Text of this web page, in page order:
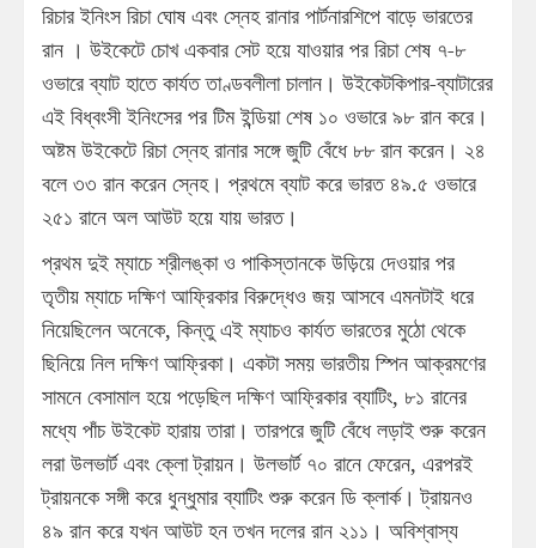
রিচার ইনিংস রিচা ঘোষ এবং স্নেহ রানার পার্টনারশিপে বাড়ে ভারতের
রান । উইকেটে চোখ একবার সেট হয়ে যাওয়ার পর রিচা শেষ ৭-৮
ওভারে ব্যাট হাতে কার্যত তাণ্ডবলীলা চালান। উইকেটকিপার-ব্যাটারের
এই বিধ্বংসী ইনিংসের পর টিম ইন্ডিয়া শেষ ১০ ওভারে ৯৮ রান করে।
অষ্টম উইকেটে রিচা স্নেহ রানার সঙ্গে জুটি বেঁধে ৮৮ রান করেন। ২৪
বলে ৩৩ রান করেন স্নেহ। প্রথমে ব্যাট করে ভারত ৪৯.৫ ওভারে
২৫১ রানে অল আউট হয়ে যায় ভারত।
প্রথম দুই ম্যাচে শ্রীলঙ্কা ও পাকিস্তানকে উড়িয়ে দেওয়ার পর
তৃতীয় ম্যাচে দক্ষিণ আফ্রিকার বিরুদ্ধেও জয় আসবে এমনটাই ধরে
নিয়েছিলেন অনেকে, কিন্তু এই ম্যাচও কার্যত ভারতের মুঠো থেকে
ছিনিয়ে নিল দক্ষিণ আফ্রিকা। একটা সময় ভারতীয় স্পিন আক্রমণের
সামনে বেসামাল হয়ে পড়েছিল দক্ষিণ আফ্রিকার ব্যাটিং, ৮১ রানের
মধ্যে পাঁচ উইকেট হারায় তারা। তারপরে জুটি বেঁধে লড়াই শুরু করেন
লরা উলভার্ট এবং ক্লো ট্রায়ন। উলভার্ট ৭০ রানে ফেরেন, এরপরই
ট্রায়নকে সঙ্গী করে ধুন্ধুমার ব্যাটিং শুরু করেন ডি ক্লার্ক। ট্রায়নও
৪৯ রান করে যখন আউট হন তখন দলের রান ২১১। অবিশ্বাস্য